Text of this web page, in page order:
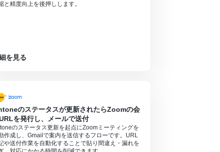
と精度向上を後押しします。
を見る
のステータスが更新されたらZoomの会
を発行し、メールで送付
のステータス更新を起点にZoomミーティングを
作成し、Gmailで案内を送信するフローです。URL
や送付作業を自動化することで貼り間違え・漏れを